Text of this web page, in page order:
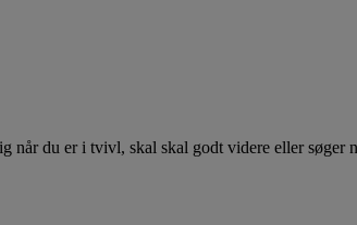
du er i tvivl, skal skal godt videre eller søger